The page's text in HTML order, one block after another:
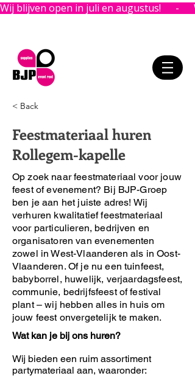
Wij blijven open in juli en augustus!      -
< Back
Feestmateriaal huren
Rollegem-kapelle
Op zoek naar feestmateriaal voor jouw
feest of evenement? Bij BJP-Groep
ben je aan het juiste adres! Wij
verhuren kwalitatief feestmateriaal
voor particulieren, bedrijven en
organisatoren van evenementen
zowel in West-Vlaanderen als in Oost-
Vlaanderen. Of je nu een tuinfeest,
babyborrel, huwelijk, verjaardagsfeest,
communie, bedrijfsfeest of festival
plant – wij hebben alles in huis om
jouw feest onvergetelijk te maken.
Wat kan je bij ons huren?
Wij bieden een ruim assortiment
partymateriaal aan, waaronder: